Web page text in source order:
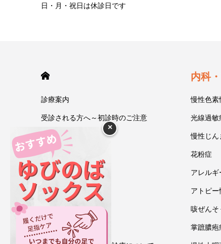
日・月・祝日は休診日です
診療案内
受診される方へ～初診時のご注意
今井一彰 院長紹介
あいうべ体操
ゆびのば体操
ブログ
アクセス・地図
お問い合わせ
内科
慢性色素
光線過敏
慢性じん
花粉症
アレルギ
アトピー
咳ぜんそ
掌蹠膿疱
×